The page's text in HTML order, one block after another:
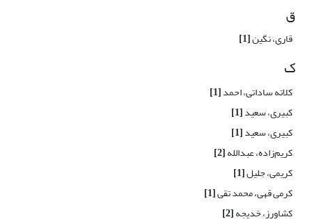
ق
قاری، نگین[1]
ک
کلاته ساداتی، احمد[1]
کبیری، سعید[1]
کبیری، سعید[1]
کریم‌زاده، عبدالله[2]
کریمی، جلیل[1]
کرمی قهی، محمد تقی[1]
کشاورز، خدیجه[2]